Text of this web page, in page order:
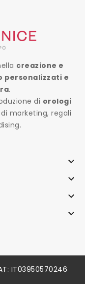
creazione e
personalizzati e
.
di orologi
marketing, regali




IT03950570246